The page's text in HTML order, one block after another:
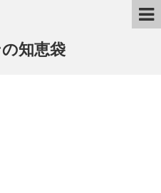
知恵袋